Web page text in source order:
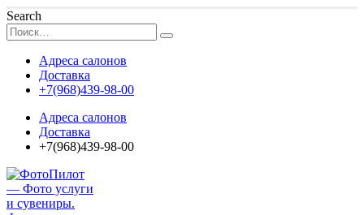
Search
Адреса салонов
Доставка
+7(968)439-98-00
Адреса салонов
Доставка
+7(968)439-98-00